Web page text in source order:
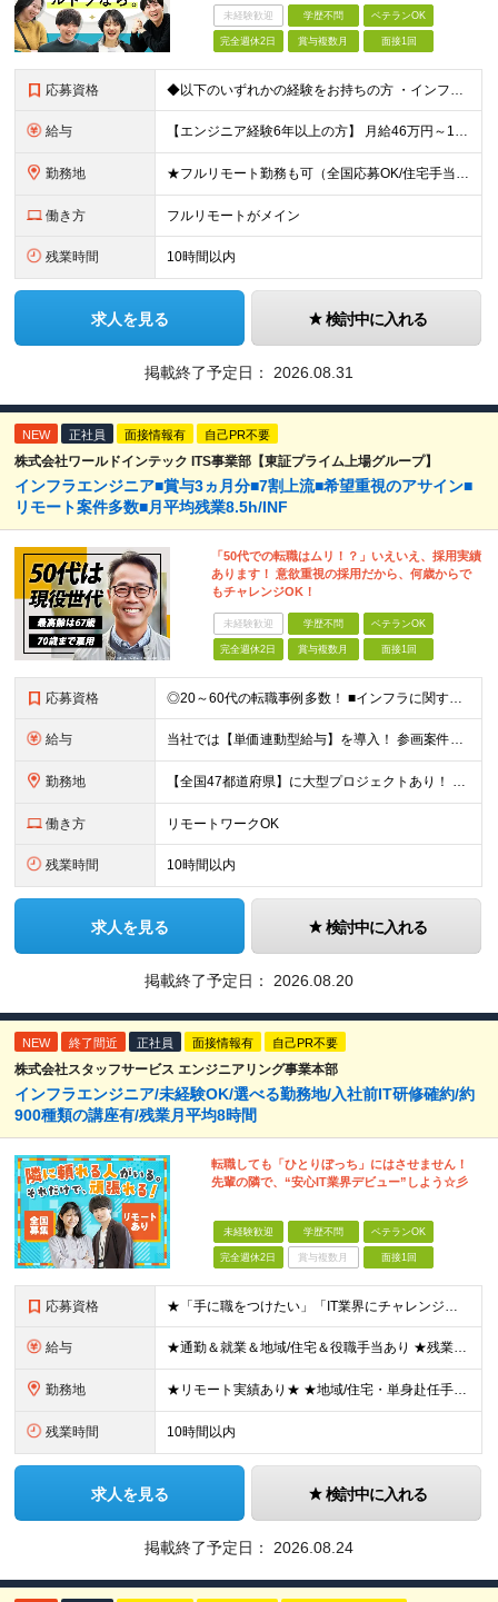
未経験歓迎 学歴不問 ベテランOK
完全週休2日 賞与複数月 面接1回
応募資格 ◆以下のいずれかの経験をお持ちの方 ・インフラ設計・構築の実務経験（オンプレ/クラウドどちらもOK） ・クラウド環境下での運用保守に関する実務経験 ◆学歴不問 ＜こんな方は特に歓迎します＞ ◎これま
給与 【エンジニア経験6年以上の方】 月給46万円～100万円（固定残業代含む） ※上記月給には月30時間分の固定残業代（月8万7,400円～月19万円）を含む。超過分は全額支給。 【エンジニア経験4年以
勤務地 ★フルリモート勤務も可（全国応募OK/住宅手当を支給します） ※案件によって常駐が必要になる場合があります。 ※希望がない限り、転勤はありません ※U・Iターン歓迎 ★ルトラの社員は全国各地で活躍中
働き方 フルリモートがメイン
残業時間 10時間以内
求人を見る 検討中に入れる
掲載終了予定日： 2026.08.31
NEW 正社員 面接情報有 自己PR不要
株式会社ワールドインテック ITS事業部【東証プライム上場グループ】
インフラエンジニア■賞与3ヵ月分■7割上流■希望重視のアサイン■
リモート案件多数■月平均残業8.5h/INF
「50代での転職はムリ！？」いえいえ、採用実績
あります！ 意欲重視の採用だから、何歳からで
もチャレンジOK！
未経験歓迎 学歴不問 ベテランOK
完全週休2日 賞与複数月 面接1回
応募資格 ◎20～60代の転職事例多数！ ■インフラに関する何らかのご経験 ■学歴不問/転職回数は一切不問！
給与 当社では【単価連動型給与】を導入！ 参画案件の契約単価に連動して給与が決定。 還元率は単価の【70％～80％】と東証プライム上場グループとして高水準です！（社会保険料・教育コスト含む） ■関東：月給
勤務地 【全国47都道府県】に大型プロジェクトあり！ 主要勤務地： 北海道/宮城県/栃木県/埼玉県/千葉県/東京都/神奈川県/愛知県/大阪府/京都府/兵庫県/広島県/福岡県/熊本県 ※勤務エリアは、あなたの
働き方 リモートワークOK
残業時間 10時間以内
求人を見る 検討中に入れる
掲載終了予定日： 2026.08.20
NEW 終了間近 正社員 面接情報有 自己PR不要
株式会社スタッフサービス エンジニアリング事業本部
インフラエンジニア/未経験OK/選べる勤務地/入社前IT研修確約/約
900種類の講座有/残業月平均8時間
転職しても「ひとりぼっち」にはさせません！
先輩の隣で、“安心IT業界デビュー”しよう☆彡
未経験歓迎 学歴不問 ベテランOK
完全週休2日 賞与複数月 面接1回
応募資格 ★「手に職をつけたい」「IT業界にチャレンジしたい」方歓迎！ ■学歴不問 ■IT知識・理系文系不問！未経験・第二新卒OK ★ITサポート・IT事務やエンジニアの経験をお持ちの方は優遇します！ 地方在
給与 ★通勤＆就業＆地域/住宅＆役職手当あり ★残業代は全額支給 ★選べる給与制度あり！ ■東京・神奈川・千葉・埼玉勤務の場合 月給24.5万円～55万円＋諸手当 （残業代は全額支給） (20,000円の
勤務地 ★リモート実績あり★ ★地域/住宅・単身赴任手当などサポートも万全 ★転任費用や寮・社宅制度も完備しています ★勤務地については希望を考慮の上、決定します ★面接地エリアでの就業率92％以上！ 『地
残業時間 10時間以内
求人を見る 検討中に入れる
掲載終了予定日： 2026.08.24